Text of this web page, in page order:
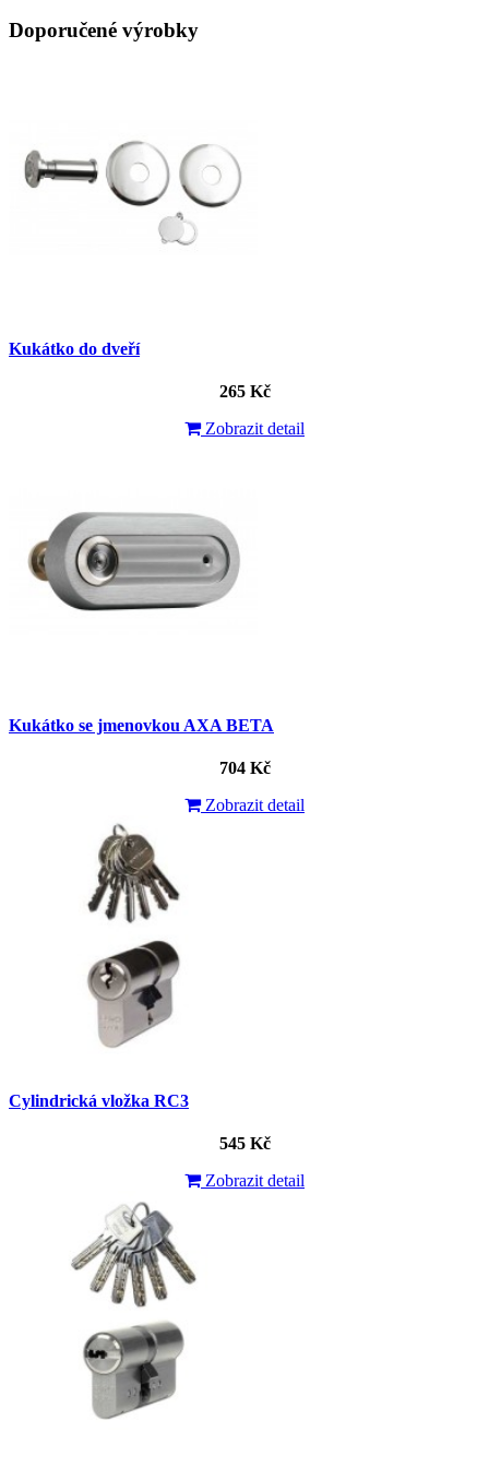
Doporučené výrobky
Kukátko do dveří
265 Kč
Zobrazit detail
Kukátko se jmenovkou AXA BETA
704 Kč
Zobrazit detail
Cylindrická vložka RC3
545 Kč
Zobrazit detail